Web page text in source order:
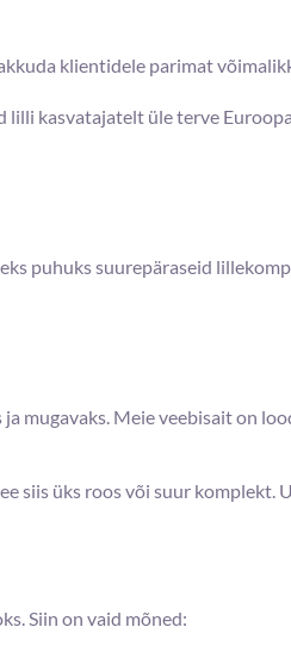
klientidele parimat
kasvatajatelt üle terve
puhuks suurepäraseid
mugavaks. Meie veebisait on
üks roos või suur komplekt.
Siin on vaid mõned: